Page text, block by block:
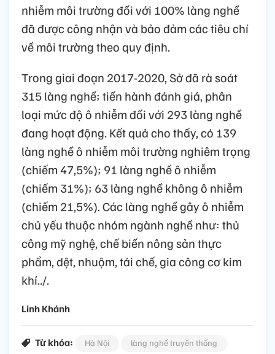
nhiễm môi trường đối với 100% làng nghề
đã được công nhận và bảo đảm các tiêu chí
về môi trường theo quy định.
Trong giai đoạn 2017-2020, Sở đã rà soát
315 làng nghề; tiến hành đánh giá, phân
loại mức độ ô nhiễm đối với 293 làng nghề
đang hoạt động. Kết quả cho thấy, có 139
làng nghề ô nhiễm môi trường nghiêm trọng
(chiếm 47,5%); 91 làng nghề ô nhiễm
(chiếm 31%); 63 làng nghề không ô nhiễm
(chiếm 21,5%). Các làng nghề gây ô nhiễm
chủ yếu thuộc nhóm ngành nghề như: thủ
công mỹ nghệ, chế biến nông sản thực
phẩm, dệt, nhuộm, tái chế, gia công cơ kim
khí../.
Linh Khánh
Từ khóa: Hà Nội làng nghề truyền thống